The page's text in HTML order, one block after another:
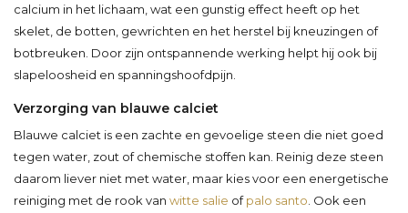
calcium in het lichaam, wat een gunstig effect heeft op het
skelet, de botten, gewrichten en het herstel bij kneuzingen of
botbreuken. Door zijn ontspannende werking helpt hij ook bij
slapeloosheid en spanningshoofdpijn.
Verzorging van blauwe calciet
Blauwe calciet is een zachte en gevoelige steen die niet goed
tegen water, zout of chemische stoffen kan. Reinig deze steen
daarom liever niet met water, maar kies voor een energetische
reiniging met de rook van witte salie ofpalo santo . Ook een